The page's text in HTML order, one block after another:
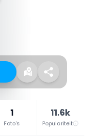
1
Foto's
11.6k
Populariteit